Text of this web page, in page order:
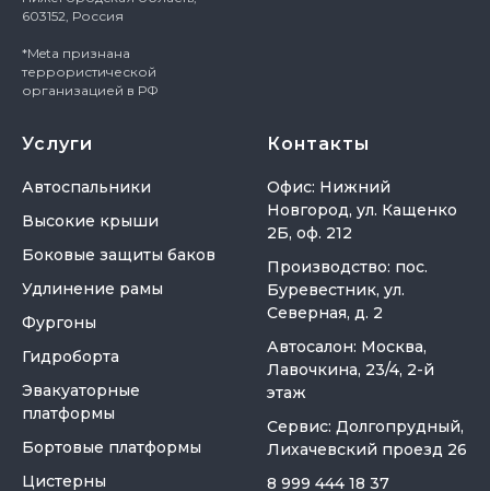
603152, Россия
*Meta признана
террористической
организацией в РФ
Услуги
Автоспальники
Высокие крыши
Боковые защиты баков
Удлинение рамы
Фургоны
Гидроборта
Эвакуаторные
платформы
Бортовые платформы
Цистерны
Контакты
Офис: Нижний
Новгород, ул. Кащенко
2Б, оф. 212
Производство: пос.
Буревестник, ул.
Северная, д. 2
Автосалон: Москва,
Лавочкина, 23/4, 2-й
этаж
Сервис: Долгопрудный,
Лихачевский проезд 26
8 999 444 18 37